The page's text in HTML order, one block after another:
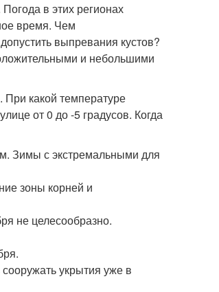
в этих регионах
время. Чем
выпревания кустов?
и небольшими
какой температуре
от 0 до -5 градусов. Когда
Зимы с экстремальными для
зоны корней и
не целесообразно.
укрытия уже в